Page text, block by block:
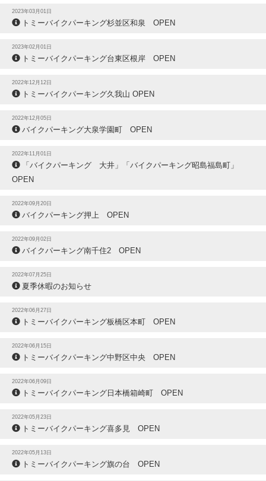
2023年03月01日
トミーバイクパーキング杉並区和泉 OPEN
2023年02月01日
トミーバイクパーキング台東区根岸 OPEN
2022年12月12日
トミーバイクパーキング久我山 OPEN
2022年12月05日
バイクパーキング大泉学園町 OPEN
2022年11月01日
「バイクパーキング 大井」「バイクパーキング昭島福島町」
OPEN
2022年09月20日
バイクパーキング押上 OPEN
2022年09月02日
バイクパーキング南千住2 OPEN
2022年07月25日
夏季休暇のお知らせ
2022年06月27日
トミーバイクパーキング板橋区本町 OPEN
2022年06月15日
トミーバイクパーキング中野区中央 OPEN
2022年06月09日
トミーバイクパーキング日本橋箱崎町 OPEN
2022年05月23日
トミーバイクパーキング喜多見 OPEN
2022年05月13日
トミーバイクパーキング旗の台 OPEN